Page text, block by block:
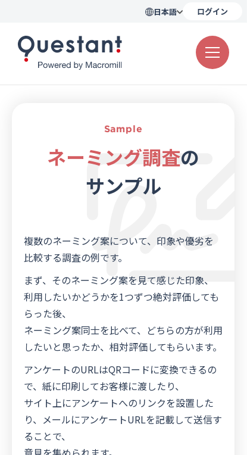
アンケート例
20秒!
日本語
日本語 ログイン
Sample
ネーミング調査の
サンプル
複数のネーミング案について、印象や優劣を
比較する調査の例です。
まず、そのネーミング案を見て感じた印象、
利用したいかどうかを1つずつ絶対評価しても
らった後、
ネーミング案同士を比べて、どちらの方が利用
したいと思ったか、相対評価してもらいます。
アンケートのURLはQRコードに変換できるの
で、紙に印刷してお客様に渡したり、
サイト上にアンケートへのリンクを設置した
り、メールにアンケートURLを記載して送信す
ることで、